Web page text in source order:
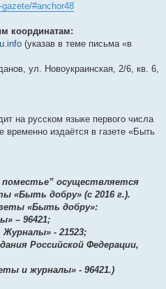
#anchor48
координатам:
(указав в теме письма «в
ул. Новоукраинская, 2/6, кв. 6,
на русском языке первого числа
временно издаётся в газете «Быть
поместье” осуществляется
«Быть добру» (c 2016 г.).
«Быть добру»:
– 96421;
- 21523;
Российской Федерации,
и журналы» - 96421.)